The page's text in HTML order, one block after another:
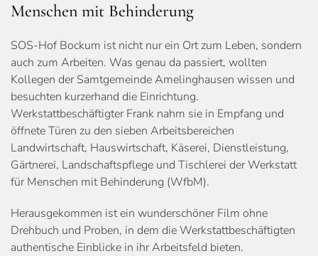
Menschen mit Behinderung
SOS-Hof Bockum ist nicht nur ein Ort zum Leben, sondern
auch zum Arbeiten. Was genau da passiert, wollten
Kollegen der Samtgemeinde Amelinghausen wissen und
besuchten kurzerhand die Einrichtung.
Werkstattbeschäftigter Frank nahm sie in Empfang und
öffnete Türen zu den sieben Arbeitsbereichen
Landwirtschaft, Hauswirtschaft, Käserei, Dienstleistung,
Gärtnerei, Landschaftspflege und Tischlerei der Werkstatt
für Menschen mit Behinderung (WfbM).
Herausgekommen ist ein wunderschöner Film ohne
Drehbuch und Proben, in dem die Werkstattbeschäftigten
authentische Einblicke in ihr Arbeitsfeld bieten.